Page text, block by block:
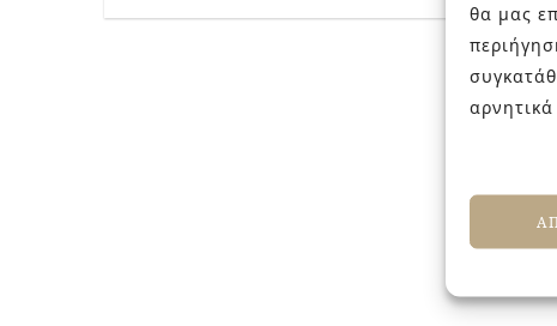
θα μας
αρνητικά